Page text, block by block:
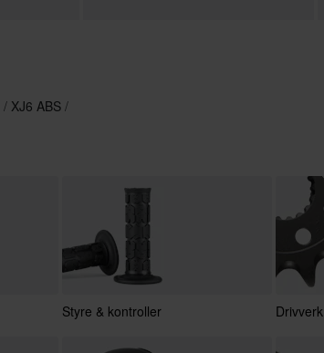
XJ6 ABS
Styre & kontroller Drivverk